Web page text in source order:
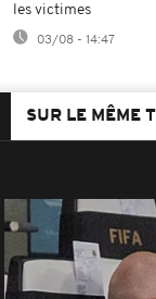
les victimes
03/08 - 14:47
SUR LE MÊME